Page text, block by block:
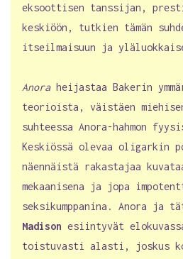
eksoottisen tanssijan,
keskiöön, tutkien tämän
itseilmaisuun ja
Anoraheijastaa Bakerin
teorioista, väistäen
suhteessa Anora-hahmon
Keskiössä olevaa oligarkin
näennäistä rakastajaa
mekaanisena ja jopa
seksikumppanina. Anora ja
Madison esiintyvät
toistuvasti alasti, joskus